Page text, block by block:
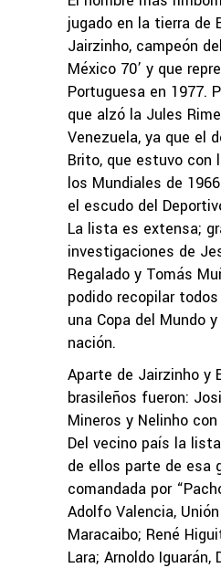
jugado en la tierra de
Jairzinho, campeón
México 70’ y que
Portuguesa en 1977.
que alzó la Jules
Venezuela, ya que el
Brito, que estuvo con
los Mundiales de
el escudo del
La lista es extensa;
investigaciones de
Regalado y Tomás
podido recopilar
una Copa del Mundo
nación.
Aparte de Jairzinho y
brasileños fueron:
Mineros y Nelinho
Del vecino país la
de ellos parte de esa
comandada por
Adolfo Valencia,
Maracaibo; René
Lara; Arnoldo Iguarán,